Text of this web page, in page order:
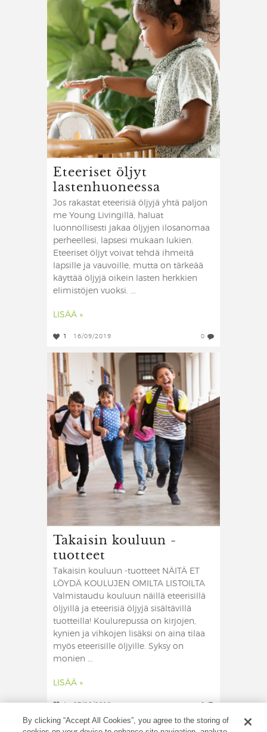
Eteeriset öljyt
lastenhuoneessa
Jos rakastat eteerisiä öljyjä yhtä paljon
me Young Livingillä, haluat
luonnollisesti jakaa öljyjen ilosanomaa
perheellesi, lapsesi mukaan lukien.
Eteeriset öljyt voivat tehdä ihmeitä
lapsille ja vauvoille, mutta on tärkeää
käyttää öljyjä oikein lasten herkkien
elimistöjen vuoksi. ...
LISÄÄ »
1 16/09/2019 0
Takaisin kouluun -
tuotteet
Takaisin kouluun -tuotteet NÄITÄ ET
LÖYDÄ KOULUJEN OMILTA LISTOILTA
Valmistaudu kouluun näillä eteerisillä
öljyillä ja eteerisiä öljyjä sisältävillä
tuotteilla! Koulurepussa on kirjojen,
kynien ja vihkojen lisäksi on aina tilaa
myös eteerisille öljyille. Syksy on
monien ...
LISÄÄ »
4 27/08/2019 0
By clicking “Accept All Cookies”, you agree to the storing of